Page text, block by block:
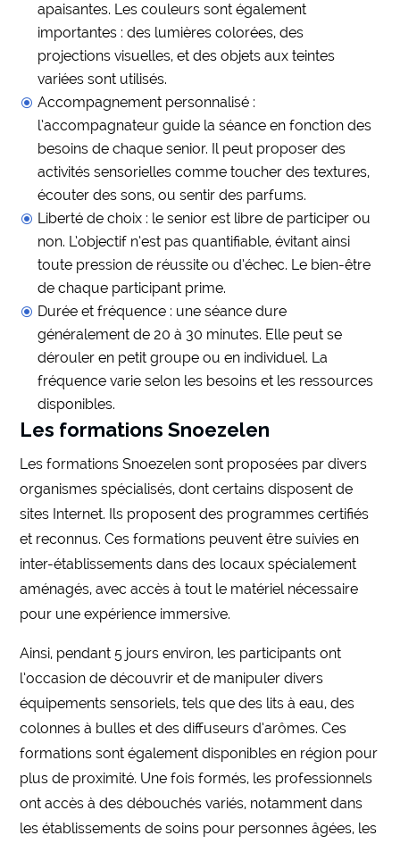
apaisantes. Les couleurs sont également
importantes : des lumières colorées, des
projections visuelles, et des objets aux teintes
variées sont utilisés.
Accompagnement personnalisé :
l’accompagnateur guide la séance en fonction des
besoins de chaque senior. Il peut proposer des
activités sensorielles comme toucher des textures,
écouter des sons, ou sentir des parfums.
Liberté de choix : le senior est libre de participer ou
non. L’objectif n’est pas quantifiable, évitant ainsi
toute pression de réussite ou d’échec. Le bien-être
de chaque participant prime.
Durée et fréquence : une séance dure
généralement de 20 à 30 minutes. Elle peut se
dérouler en petit groupe ou en individuel. La
fréquence varie selon les besoins et les ressources
disponibles.
Les formations Snoezelen
Les formations Snoezelen sont proposées par divers
organismes spécialisés, dont certains disposent de
sites Internet. Ils proposent des programmes certifiés
et reconnus. Ces formations peuvent être suivies en
inter-établissements dans des locaux spécialement
aménagés, avec accès à tout le matériel nécessaire
pour une expérience immersive.
Ainsi, pendant 5 jours environ, les participants ont
l’occasion de découvrir et de manipuler divers
équipements sensoriels, tels que des lits à eau, des
colonnes à bulles et des diffuseurs d’arômes. Ces
formations sont également disponibles en région pour
plus de proximité. Une fois formés, les professionnels
ont accès à des débouchés variés, notamment dans
les établissements de soins pour personnes âgées, les